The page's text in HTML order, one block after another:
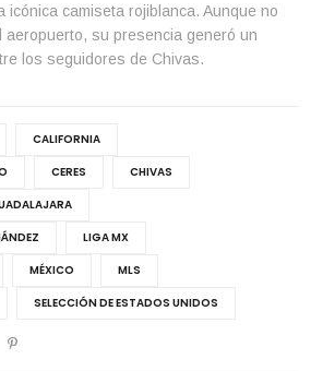
icónica camiseta rojiblanca. Aunque no
aeropuerto, su presencia generó un
los seguidores de Chivas.
CALIFORNIA
CERES
CHIVAS
LIGA MX
MÉXICO
MLS
SELECCIÓN DE ESTADOS UNIDOS